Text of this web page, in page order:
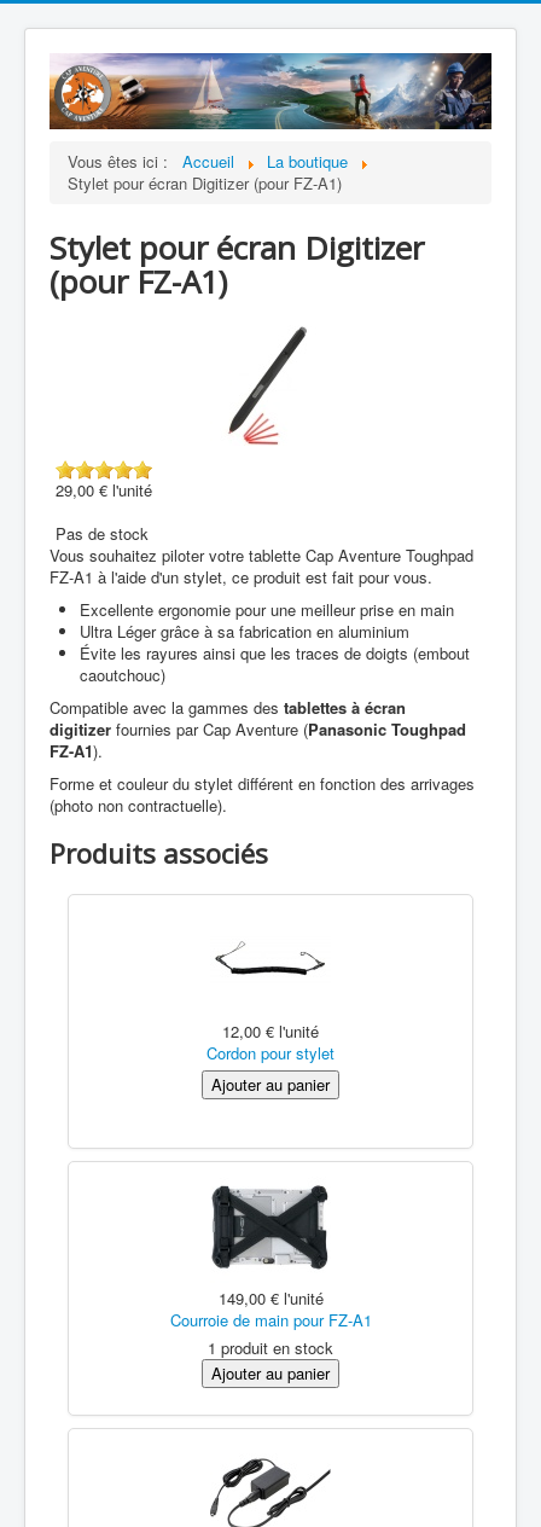
Vous êtes ici : Accueil
La boutique
Stylet pour écran Digitizer (pour FZ-A1)
Stylet pour écran Digitizer
(pour FZ-A1)
29,00 € l'unité
Pas de stock
Vous souhaitez piloter votre tablette Cap Aventure Toughpad
FZ-A1 à l'aide d'un stylet, ce produit est fait pour vous.
Excellente ergonomie pour une meilleur prise en main
Ultra Léger grâce à sa fabrication en aluminium
Évite les rayures ainsi que les traces de doigts (embout
caoutchouc)
Compatible avec la gammes des tablettes à écran
digitizer fournies par Cap Aventure (Panasonic Toughpad
FZ-A1).
Forme et couleur du stylet différent en fonction des arrivages
(photo non contractuelle).
Produits associés
12,00 € l'unité
Cordon pour stylet
149,00 € l'unité
Courroie de main pour FZ-A1
1 produit en stock